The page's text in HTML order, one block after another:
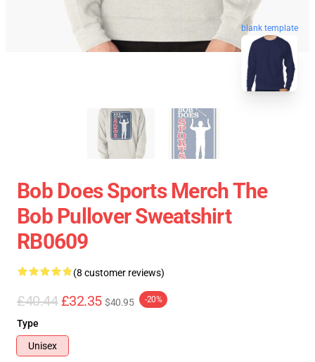
blank template
Bob Does Sports Merch The
Bob Pullover Sweatshirt
RB0609
(8 customer reviews)
£40.44 £32.35 $40.95 -20%
Type
Unisex